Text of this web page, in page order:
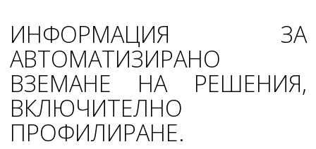
ИНФОРМАЦИЯ ЗА
АВТОМАТИЗИРАНО
ВЗЕМАНЕ НА РЕШЕНИЯ,
ВКЛЮЧИТЕЛНО
ПРОФИЛИРАНЕ.